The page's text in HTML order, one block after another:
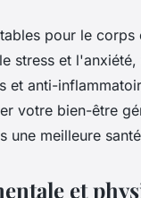
pour le
stress et
et anti-
votre bien-être
meilleure
et